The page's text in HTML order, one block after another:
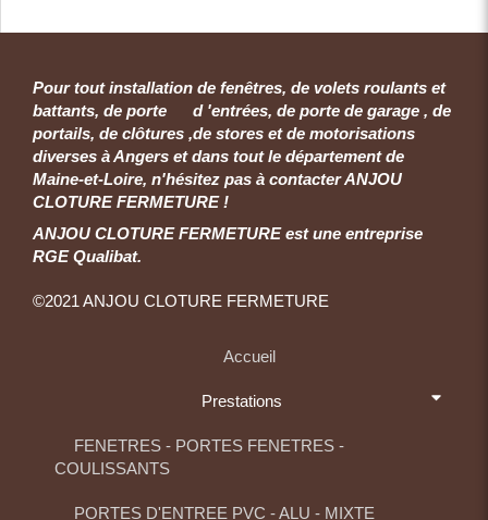
Pour tout installation de fenêtres, de volets roulants et
battants, de porte d 'entrées, de porte de garage , de
portails, de clôtures ,de stores et de motorisations
diverses à Angers et dans tout le département de
Maine-et-Loire, n'hésitez pas à contacter ANJOU
CLOTURE FERMETURE !
ANJOU CLOTURE FERMETURE est une entreprise
RGE Qualibat.
©2021 ANJOU CLOTURE FERMETURE
Accueil
Prestations
FENETRES - PORTES FENETRES -
COULISSANTS
PORTES D'ENTREE PVC - ALU - MIXTE